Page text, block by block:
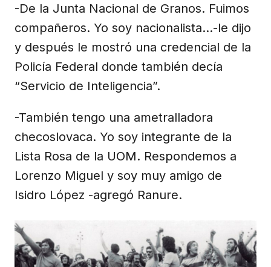
-De la Junta Nacional de Granos. Fuimos
compañeros. Yo soy nacionalista...-le dijo
y después le mostró una credencial de la
Policía Federal donde también decía
“Servicio de Inteligencia”.
-También tengo una ametralladora
checoslovaca. Yo soy integrante de la
Lista Rosa de la UOM. Respondemos a
Lorenzo Miguel y soy muy amigo de
Isidro López -agregó Ranure.